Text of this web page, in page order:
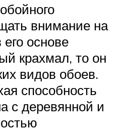
внимание на
основе
крахмал, то он
видов обоев.
способность
с деревянной и